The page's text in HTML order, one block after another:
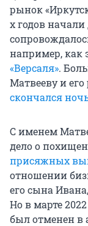
рынок
х годов
например, как
«Версаля».
Матвееву и
скончался
С именем
дело о
присяжных
отношении
его сына
Но в марте
был отменен в